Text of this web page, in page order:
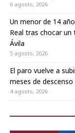
6 agosto, 2026
Un menor de 14
Real tras chocar un
Ávila
5 agosto, 2026
El paro vuelve a
meses de descenso
4 agosto, 2026